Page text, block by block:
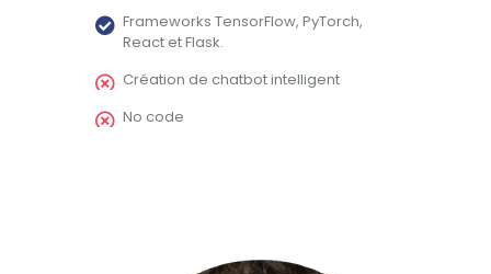
Frameworks TensorFlow, PyTorch,
React et Flask.
Création de chatbot intelligent
No code